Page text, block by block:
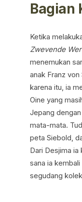
Bagian
Ketika
Zwevende
menemukan
anak Franz
karena itu, ia
Oine yang
Jepang
mata-mata.
peta Siebold,
Dari Desjima ia
sana ia
segudang